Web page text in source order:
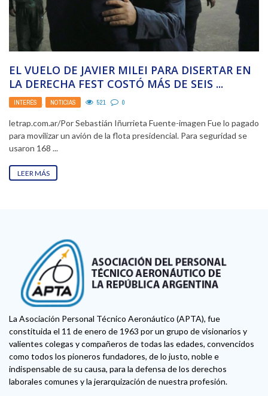
EL VUELO DE JAVIER MILEI PARA DISERTAR EN
LA DERECHA FEST COSTÓ MÁS DE SEIS ...
INTERÉS NOTICIAS 521 0
letrap.com.ar/Por Sebastián Iñurrieta Fuente-imagen Fue lo pagado
para movilizar un avión de la flota presidencial. Para seguridad se
usaron 168 ...
LEER MÁS
La Asociación Personal Técnico Aeronáutico (APTA), fue
constituida el 11 de enero de 1963 por un grupo de visionarios y
valientes colegas y compañeros de todas las edades, convencidos
como todos los pioneros fundadores, de lo justo, noble e
indispensable de su causa, para la defensa de los derechos
laborales comunes y la jerarquización de nuestra profesión.